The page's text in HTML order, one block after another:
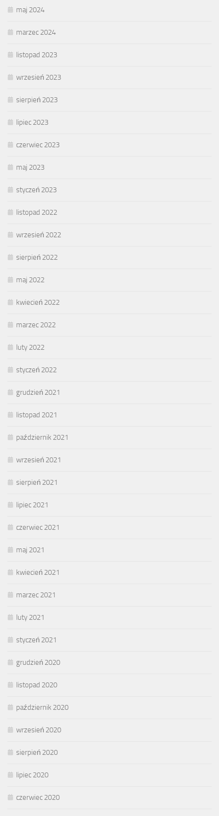
maj 2024
marzec 2024
listopad 2023
wrzesień 2023
sierpień 2023
lipiec 2023
czerwiec 2023
maj 2023
styczeń 2023
listopad 2022
wrzesień 2022
sierpień 2022
maj 2022
kwiecień 2022
marzec 2022
luty 2022
styczeń 2022
grudzień 2021
listopad 2021
październik 2021
wrzesień 2021
sierpień 2021
lipiec 2021
czerwiec 2021
maj 2021
kwiecień 2021
marzec 2021
luty 2021
styczeń 2021
grudzień 2020
listopad 2020
październik 2020
wrzesień 2020
sierpień 2020
lipiec 2020
czerwiec 2020